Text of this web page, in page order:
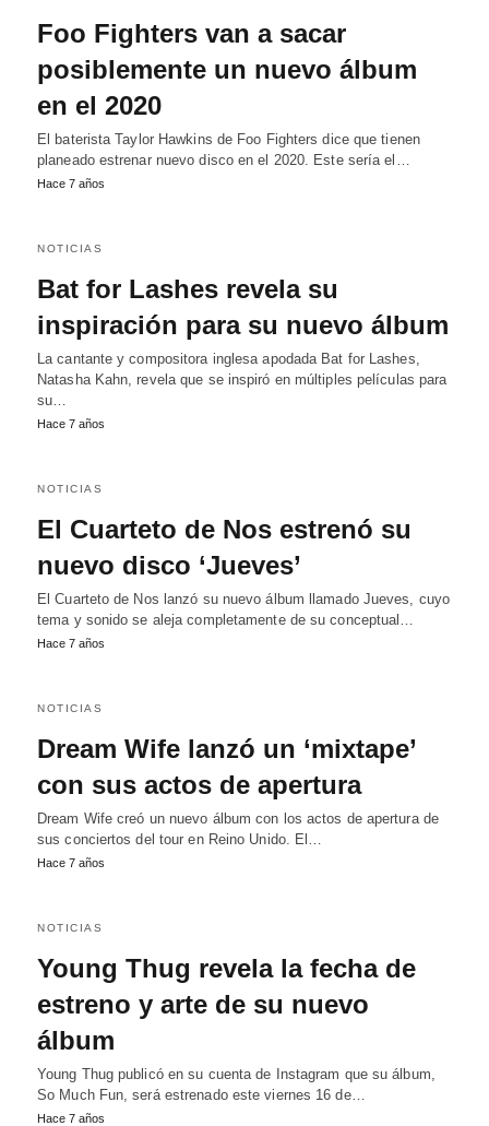
Foo Fighters van a sacar
posiblemente un nuevo álbum
en el 2020
El baterista Taylor Hawkins de Foo Fighters dice que tienen
planeado estrenar nuevo disco en el 2020. Este sería el…
Hace 7 años
NOTICIAS
Bat for Lashes revela su
inspiración para su nuevo álbum
La cantante y compositora inglesa apodada Bat for Lashes,
Natasha Kahn, revela que se inspiró en múltiples películas para
su…
Hace 7 años
NOTICIAS
El Cuarteto de Nos estrenó su
nuevo disco ‘Jueves’
El Cuarteto de Nos lanzó su nuevo álbum llamado Jueves, cuyo
tema y sonido se aleja completamente de su conceptual…
Hace 7 años
NOTICIAS
Dream Wife lanzó un ‘mixtape’
con sus actos de apertura
Dream Wife creó un nuevo álbum con los actos de apertura de
sus conciertos del tour en Reino Unido. El…
Hace 7 años
NOTICIAS
Young Thug revela la fecha de
estreno y arte de su nuevo
álbum
Young Thug publicó en su cuenta de Instagram que su álbum,
So Much Fun, será estrenado este viernes 16 de…
Hace 7 años